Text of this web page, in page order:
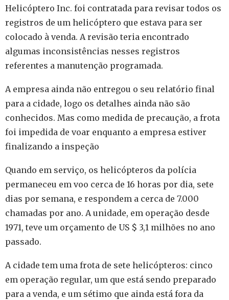
Helicóptero Inc. foi contratada para revisar todos os
registros de um helicóptero que estava para ser
colocado à venda. A revisão teria encontrado
algumas inconsistências nesses registros
referentes a manutenção programada.
A empresa ainda não entregou o seu relatório final
para a cidade, logo os detalhes ainda não são
conhecidos. Mas como medida de precaução, a frota
foi impedida de voar enquanto a empresa estiver
finalizando a inspeção
Quando em serviço, os helicópteros da polícia
permaneceu em voo cerca de 16 horas por dia, sete
dias por semana, e respondem a cerca de 7.000
chamadas por ano. A unidade, em operação desde
1971, teve um orçamento de US $ 3,1 milhões no ano
passado.
A cidade tem uma frota de sete helicópteros: cinco
em operação regular, um que está sendo preparado
para a venda, e um sétimo que ainda está fora da